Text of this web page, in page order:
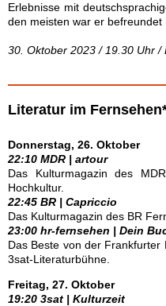
Erlebnisse mit
den meisten war er befreundet
30. Oktober 2023 / 19.30 Uhr /
Literatur im
Donnerstag, 26. Oktober
22:10 MDR | artour
Das Kulturmagazin des
Hochkultur.
22:45 BR | Capriccio
Das Kulturmagazin des BR
23:00 hr-fernsehen | Dein
Das Beste von der Frankfurter
3sat-Literaturbühne.
Freitag, 27. Oktober
19:20 3sat | Kulturzeit